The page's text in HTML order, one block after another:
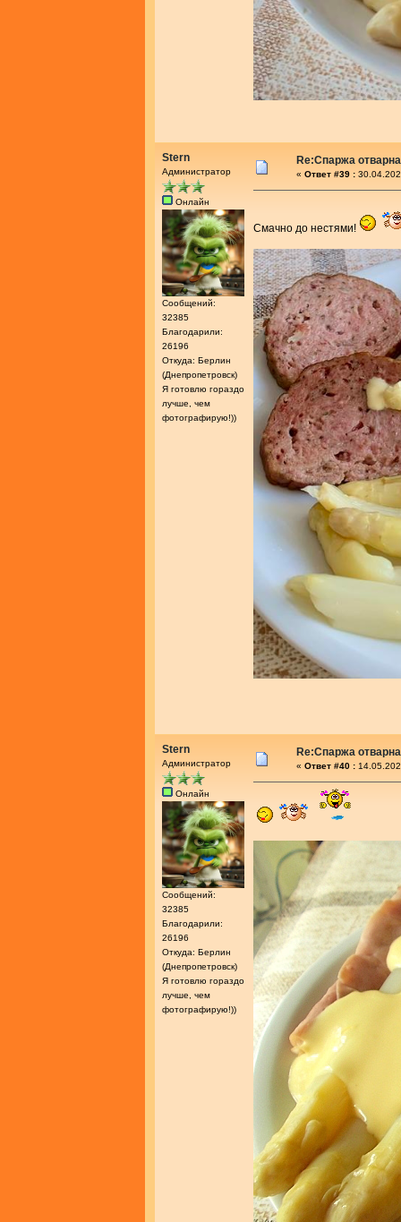
Stern
Администратор
Онлайн
Сообщений:
32385
Благодарили:
26196
Откуда: Берлин
(Днепропетровск)
Я готовлю гораздо
лучше, чем
фотографирую!))
Re:Спаржа
« Ответ #39 :
Смачно до нестями!
Stern
Администратор
Онлайн
Сообщений:
32385
Благодарили:
26196
Откуда: Берлин
(Днепропетровск)
Я готовлю гораздо
лучше, чем
фотографирую!))
Re:Спаржа
« Ответ #40 :